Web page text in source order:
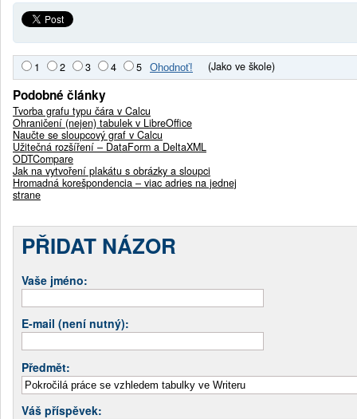
1 2 3 4 5 (Jako ve škole)
Podobné články
Tvorba grafu typu čára v Calcu
Ohraničení (nejen) tabulek v LibreOffice
Naučte se sloupcový graf v Calcu
Užitečná rozšíření – DataForm a DeltaXML
ODTCompare
Jak na vytvoření plakátu s obrázky a sloupci
Hromadná korešpondencia – viac adries na jednej
strane
PŘIDAT NÁZOR
Vaše jméno:
E-mail (není nutný):
Předmět:
Váš příspěvek: